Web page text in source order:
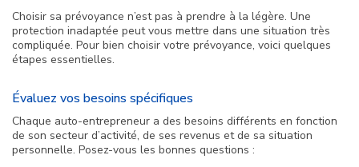
Choisir sa prévoyance n’est pas à prendre à la légère. Une
protection inadaptée peut vous mettre dans une situation très
compliquée. Pour bien choisir votre prévoyance, voici quelques
étapes essentielles.
Évaluez vos besoins spécifiques
Chaque auto-entrepreneur a des besoins différents en fonction
de son secteur d’activité, de ses revenus et de sa situation
personnelle. Posez-vous les bonnes questions :